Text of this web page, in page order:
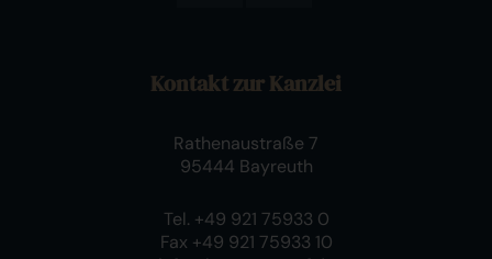
Kontakt zur Kanzlei
Rathenaustraße 7
95444 Bayreuth
Tel. +49 921 75933 0
Fax +49 921 75933 10